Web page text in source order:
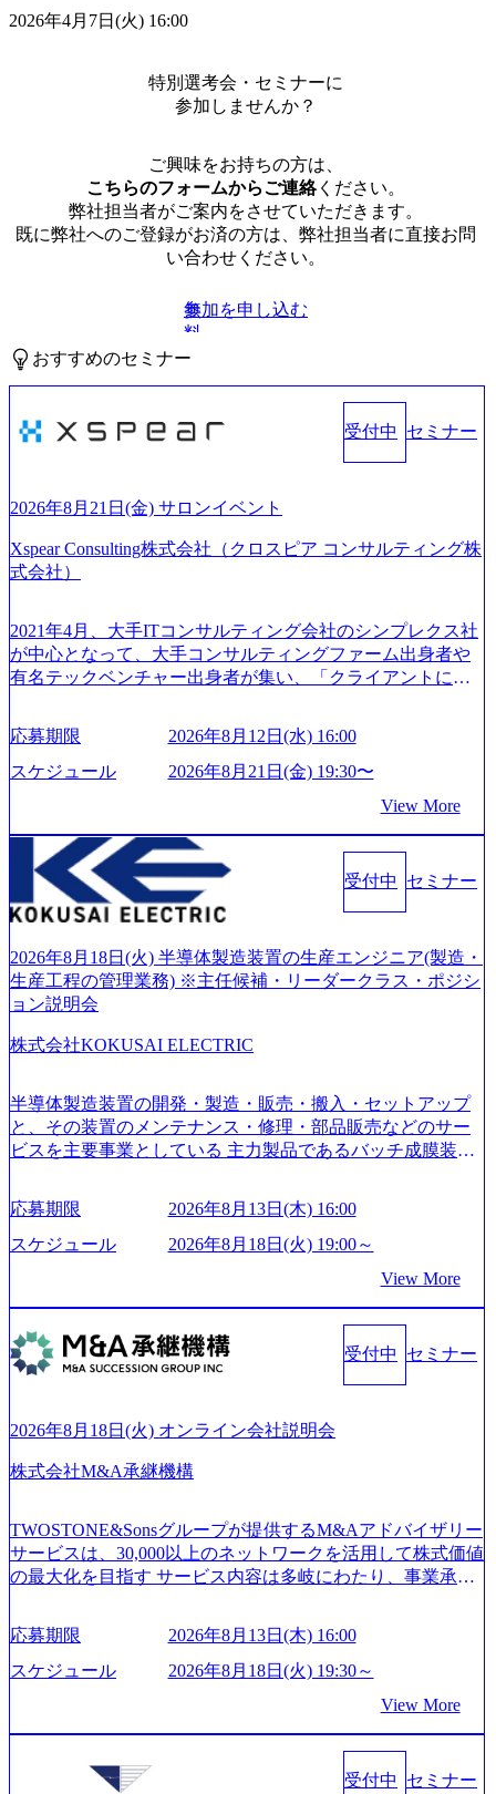
2026年4月7日(火) 16:00
特別選考会・セミナーに
参加しませんか？
ご興味をお持ちの方は、
こちらのフォームからご連絡ください。
弊社担当者がご案内をさせていただきます。
既に弊社へのご登録がお済の方は、弊社担当者に直接お問
い合わせください。
無
料
参加を申し込む
おすすめのセミナー
受付中 セミナー
2026年8月21日(金) サロンイベント
Xspear Consulting株式会社（クロスピア コンサルティング株
式会社）
2021年4月、大手ITコンサルティング会社のシンプレクス社
が中心となって、大手コンサルティングファーム出身者や
有名テックベンチャー出身者が集い、「クライアントにと
い」という想いの下で立ち上げた新鋭ファーム テクノロジ
ーがビジネスの成功に大きな影響力を持つDX時代におい
て、20年以上にわたってFintech業界を中心に最先端テクノ
つ、あらゆる業種・業界のクライアントの企業価値の最大
化を支援するために、戦略策定、組織改革、人材育成、業
務改善、実行支援などのコンサルティングサービスを一気
通貫で提供するのが特徴（いわゆる総合コンサルティング
ファーム） 社名の由来は”DXエリアにSpir（槍）を指して
ていく”という位置づけ 一昔前は金融が強い企業として認知
されていたが、現在金融の売上割合は全体の3割。現在はTo
C事業を始め、パブリック、製造業、通信、エンタメ、教
はあるが、社員の興味のある分野やスキルを活用したいな
着けたい方でも幅広に経験を積みたい方でも、キャリア形
成が柔軟に可能な環境である。 https://storage.googleapis.com/
our-vision-production.appspot.com/public/images/20240925204135
_93b1bff3-f71c-4bc9-8bd9-72a8a4826007_1200x554.webp https://
mages/20250502152751_46c65543-87ef-4e86-a85a-8649e1c532f9
_956x512.webp https://storage.googleapis.com/our-vision-producti
on.appspot.com/public/images/20250502152804_ba6aaa1a-9ffc-4f
m/our-vision-production.appspot.com/public/images/202505021528
ンプレクス社は、FinTech領域に強みを持つITコンサルティ
ング会社で、NRI、NTTDATAと同じく世界のFinTech Ranki
ngsTop 100企業にも選出されている。ITコンサルティング、
特長 ビジネスへの深い理解を持つコンサルタントが集うXs
pearと、最先端テクノロジーに深い知見を持つシンプレクス
社またはグループ会社との協力体制を築いている Xspear社
sion-production.appspot.com/public/images/20240925204111_caa9
4e4b-6aae-45a6-a0ce-b98154c816a2_1153x543.webp メンバー情
報 (https://www.xspear.co.jp/member/)一部抜粋 - 伊勢山 昇吾氏:
業界で新規事業戦略、成長戦略、PMI推進、業務改革等の幅
広いプロジェクトに従事 - 鈴木健仁氏：新卒でベイカレン
トに入社し最年少ディレクターを経てXspearに参画 - 梶田
案、人事組織テーマに強みを持ち、メディア・エンタメ業
界においてはDX戦略立案、NFT等の新規事業立案を得意と
する。 - 藏満 一馬氏：アクセンチュア出身。金融業界を中
心に、DX戦略策定、新規事業立案、組織変革、規制対応等
応募期限
2026年8月12日(水) 16:00
スケジュール
2026年8月21日(金) 19:30〜
View More
受付中 セミナー
2026年8月18日(火) 半導体製造装置の生産エンジニア(製造・
生産工程の管理業務) ※主任候補・リーダークラス・ポジシ
ョン説明会
株式会社KOKUSAI ELECTRIC
半導体製造装置の開発・製造・販売・搬入・セットアップ
と、その装置のメンテナンス・修理・部品販売などのサー
ビスを主要事業としている 主力製品であるバッチ成膜装置
世界トップクラスのシェアを有している 技術と対話を通じ
て未来を創造し、社会課題の解決に貢献することを目指し
ている Mission:私たちの技術/私たちの対話 Vision:夢を未来
話 IoT社会の浸透、AIの加速等により半導体需要は世界中で
急伸長しており、それに伴い半導体製造装置の需要も伸長
中 https://storage.googleapis.com/our-vision-production.appspot.co
m/public/images/20260224131045_0fee4978-bb25-43a7-a367-542
6b95cd599_1200x543.webp https://storage.googleapis.com/our-visi
cb8-329e-4a45-a8f5-73d9728b2cd7_1200x486.webp https://storag
e.googleapis.com/our-vision-production.appspot.com/public/image
s/20260224131100_d8b3379f-6e64-4566-aea4-924f21977d35_120
0x460.webp https://storage.googleapis.com/our-vision-production.a
810e-138e27965ee8_1200x386.webp グローバル人財育成を目
的とした「語学研修」、効果的なプレゼンのポイントを掴
み実践に強くなるための「プレゼン研修」、自社キャリア
アドバイザーによる自身のキャリア構築をめざす「キャリ
スタイム制度を実施しており、月単位の決められた労働時
間の範囲内で、出社・退社の時刻を社員の自己裁量に委
ね、ワークライフバランスを図りながら効率的に働くこと
ができる 【休日】 土日祝休みの完全週休2日制 2025年度の
休暇は年間24日（4月1日入社の場合）で、入社日に付与さ
れます。 年次有給休暇の残日数は、翌年度に繰り越すこと
応募期限
2026年8月13日(木) 16:00
スケジュール
2026年8月18日(火) 19:00～
View More
受付中 セミナー
2026年8月18日(火) オンライン会社説明会
株式会社M&A承継機構
TWOSTONE&Sonsグループが提供するM&Aアドバイザリー
サービスは、30,000以上のネットワークを活用して株式価値
の最大化を目指す サービス内容は多岐にわたり、事業承継
リーなどが含まれており、幅広いニーズに対応 譲渡企業に
対しては完全成功報酬制を採用し、M&A以外の選択肢も尊
重する姿勢を持ち、将来の株価成長を取り込むスキームの
&A業界のリーディングカンパニーであり、領域にこだわら
ず幅広い案件に携わりながら自己成長とキャリアの挑戦が
可能 M&Aセンター出身者3名がメインメンバーであり、経
験豊富なアドバイザーと共に働くことで、M&Aや財務アド
応募期限
2026年8月13日(木) 16:00
スケジュール
2026年8月18日(火) 19:30～
View More
受付中 セミナー